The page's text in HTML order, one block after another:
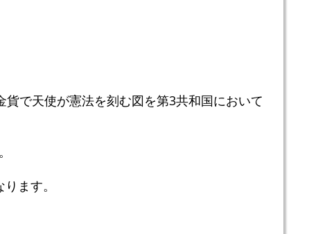
で天使が憲法を刻む図を第3共和国において
ます。